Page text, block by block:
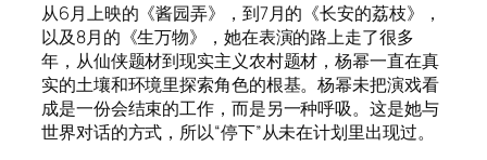
从6月上映的《酱园弄》，到7月的《长安的荔枝》，
以及8月的《生万物》，她在表演的路上走了很多
年，从仙侠题材到现实主义农村题材，杨幂一直在真
实的土壤和环境里探索角色的根基。杨幂未把演戏看
成是一份会结束的工作，而是另一种呼吸。这是她与
世界对话的方式，所以“停下”从未在计划里出现过。